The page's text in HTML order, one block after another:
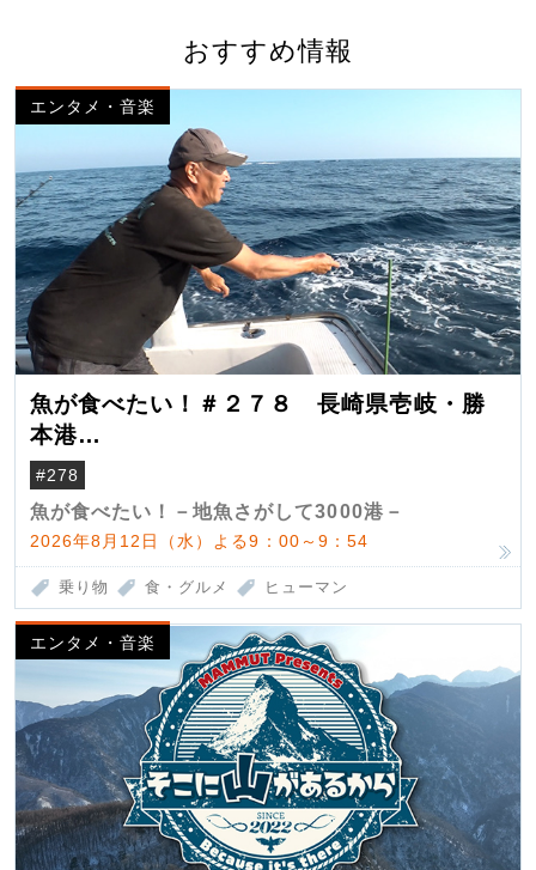
おすすめ情報
エンタメ・音楽
魚が食べたい！＃２７８ 長崎県壱岐・勝
本港
（クロマグロ）
#278
魚が食べたい！－地魚さがして3000港－
2026年8月12日（水）よる9：00～9：54
乗り物 食・グルメ ヒューマン
エンタメ・音楽